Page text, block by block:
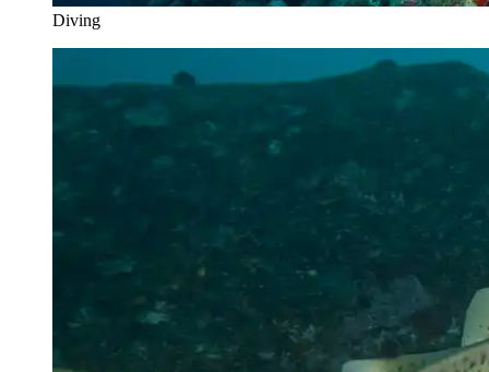
Diving